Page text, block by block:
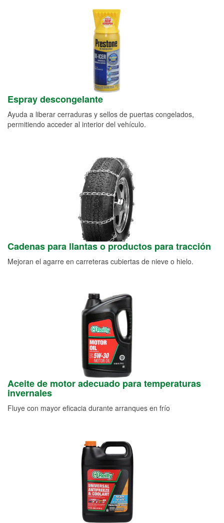
Espray descongelante
Ayuda a liberar cerraduras y sellos de puertas congelados,
permitiendo acceder al interior del vehículo.
Cadenas para llantas o productos para tracción
Mejoran el agarre en carreteras cubiertas de nieve o hielo.
Aceite de motor adecuado para temperaturas
invernales
Fluye con mayor eficacia durante arranques en frío